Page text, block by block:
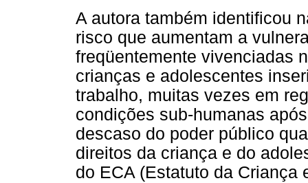
A autora também identificou
risco que aumentam a
freqüentemente vivenciadas
crianças e adolescentes
trabalho, muitas vezes em
condições sub-humanas
descaso do poder público
direitos da criança e do
do ECA (Estatuto da Criança